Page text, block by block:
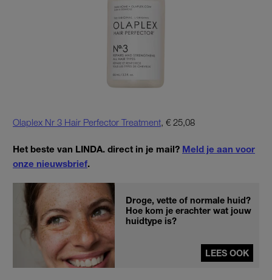
Olaplex Nr 3 Hair Perfector Treatment, € 25,08
Het beste van LINDA. direct in je mail? Meld je aan voor
onze nieuwsbrief.
Droge, vette of normale huid?
Hoe kom je erachter wat jouw
huidtype is?
LEES OOK